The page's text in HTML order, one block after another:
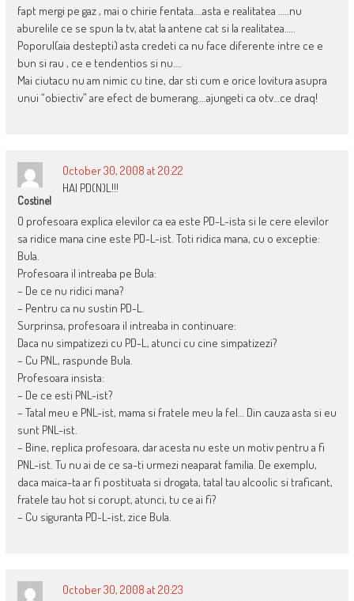
fapt mergi pe gaz , mai o chirie fentata….asta e realitatea …..nu
aburelile ce se spun la tv, atat la antene cat si la realitatea…..
Poporul(aia destepti) asta credeti ca nu face diferente intre ce e
bun si rau , ce e tendentios si nu….
Mai ciutacu nu am nimic cu tine, dar sti cum e orice lovitura asupra
unui “obiectiv” are efect de bumerang….ajungeti ca otv…ce draq!
Costinel
October 30, 2008 at 20:22
HAI PD(N)L!!!
O profesoara explica elevilor ca ea este PD-L-ista si le cere elevilor
sa ridice mana cine este PD-L-ist. Toti ridica mana, cu o exceptie:
Bula.
Profesoara il intreaba pe Bula:
– De ce nu ridici mana?
– Pentru ca nu sustin PD-L.
Surprinsa, profesoara il intreaba in continuare:
Daca nu simpatizezi cu PD-L, atunci cu cine simpatizezi?
– Cu PNL, raspunde Bula.
Profesoara insista:
– De ce esti PNL-ist?
– Tatal meu e PNL-ist, mama si fratele meu la fel… Din cauza asta si eu
sunt PNL-ist.
– Bine, replica profesoara, dar acesta nu este un motiv pentru a fi
PNL-ist. Tu nu ai de ce sa-ti urmezi neaparat familia. De exemplu,
daca maica-ta ar fi postituata si drogata, tatal tau alcoolic si traficant,
fratele tau hot si corupt, atunci, tu ce ai fi?
– Cu siguranta PD-L-ist, zice Bula.
October 30, 2008 at 20:23